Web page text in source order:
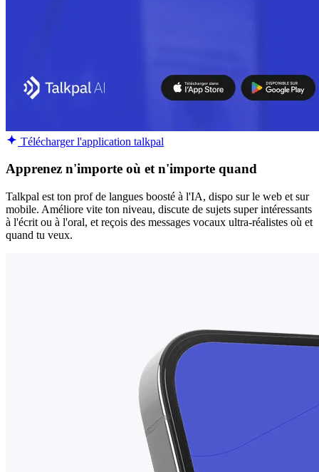
Télécharger l'application talkpal
Apprenez n'importe où et n'importe quand
Talkpal est ton prof de langues boosté à l'IA, dispo sur le web et sur
mobile. Améliore vite ton niveau, discute de sujets super intéressants
à l'écrit ou à l'oral, et reçois des messages vocaux ultra-réalistes où et
quand tu veux.